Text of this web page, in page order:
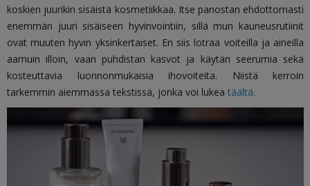
koskien juurikin sisäistä kosmetiikkaa. Itse panostan ehdottomasti
enemmän juuri sisäiseen hyvinvointiin, sillä mun kauneusrutiinit
ovat muuten hyvin yksinkertaiset. En siis lotraa voiteilla ja aineilla
aamuin illoin, vaan puhdistan kasvot ja käytän seerumia sekä
kosteuttavia luonnonmukaisia ihovoiteita. Niistä kerroin
tarkemmin aiemmassa tekstissä, jonka voi lukea täältä.